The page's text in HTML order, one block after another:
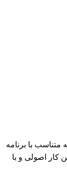
با برنامه
کار اصولی و با